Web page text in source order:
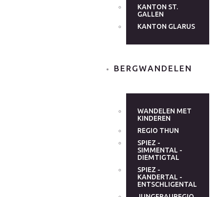
KANTON ST.
GALLEN
KANTON GLARUS
BERGWANDELEN
WANDELEN MET
KINDEREN
REGIO THUN
SPIEZ -
SIMMENTAL -
DIEMTIGTAL
SPIEZ -
KANDERTAL -
ENTSCHLIGENTAL